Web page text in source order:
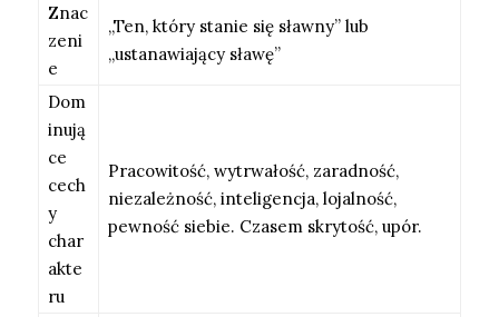
Znac
zeni
e
„Ten, który stanie się sławny” lub
„ustanawiający sławę”
Dom
inują
ce
cech
y
char
akte
ru
Pracowitość, wytrwałość, zaradność,
niezależność, inteligencja, lojalność,
pewność siebie. Czasem skrytość, upór.